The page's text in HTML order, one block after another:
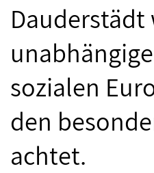
sozialen
den
achtet.